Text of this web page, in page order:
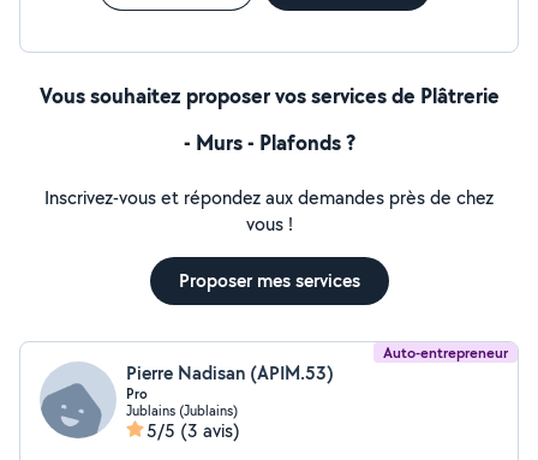
Vous souhaitez proposer vos services de Plâtrerie
- Murs - Plafonds ?
Inscrivez-vous et répondez aux demandes près de chez
vous !
Proposer mes services
Auto-entrepreneur
Pierre Nadisan (APIM.53)
Pro
Jublains (Jublains)
5/5 (3 avis)